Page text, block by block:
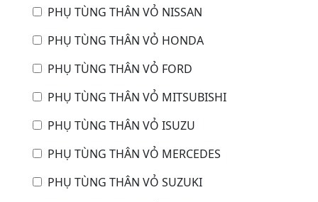
PHỤ TÙNG THÂN VỎ NISSAN
PHỤ TÙNG THÂN VỎ HONDA
PHỤ TÙNG THÂN VỎ FORD
PHỤ TÙNG THÂN VỎ MITSUBISHI
PHỤ TÙNG THÂN VỎ ISUZU
PHỤ TÙNG THÂN VỎ MERCEDES
PHỤ TÙNG THÂN VỎ SUZUKI